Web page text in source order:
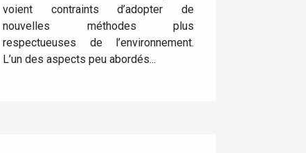
voient contraints d’adopter de
nouvelles méthodes plus
respectueuses de l’environnement.
L’un des aspects peu abordés...